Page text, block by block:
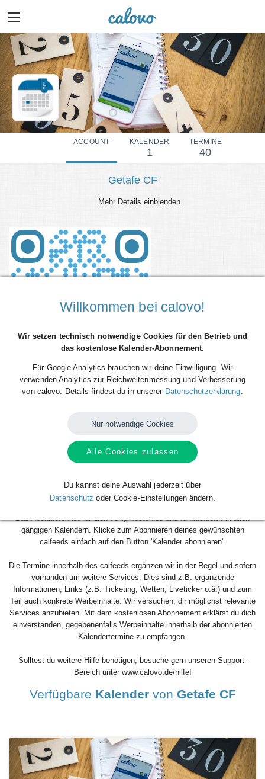
ACCOUNT KALENDER
1
TERMINE
40
Getafe CF
Mehr Details einblenden
oder Desktop-PC integrieren? Kein Problem mit den kostenlosen
Das Beste daran: sobald neue Spieltermine angelegt oder geändert
dem kostenlosen Abonnieren nie wieder etwas tun. Alle Termine einzeln
und mühsam einzutragen gehört also der Vergangenheit an. Los geht´s!
Das Abonnieren ist für dich völlig kostenlos und funktioniert mit allen
gängigen Kalendern. Klicke zum Abonnieren deines gewünschten
calfeeds einfach auf den Button 'Kalender abonnieren'.
Die Termine innerhalb des calfeeds ergänzen wir in der Regel und sofern
vorhanden um weitere Services. Dies sind z.B. ergänzende
Informationen, Links (z.B. Ticketing, Wetten, Liveticker o.ä.) und zum
Teil auch konkrete Werbeinhalte. Wir versuchen, dir möglichst relevante
Services anzubieten. Mit dem kostenlosen Abonnement erklärst du dich
einverstanden, gegebenenfalls Werbeinhalte innerhalb der abonnierten
Kalendertermine zu empfangen.
Solltest du weitere Hilfe benötigen, besuche gern unseren Support-
Bereich unter www.calovo.de/hilfe!
Verfügbare Kalendervon Getafe CF
Willkommen bei calovo!
Wir setzen technisch notwendige Cookies für den Betrieb und
das kostenlose Kalender-Abonnement.
Für Google Analytics brauchen wir deine Einwilligung. Wir
verwenden Analytics zur Reichweitenmessung und Verbesserung
von calovo. Details findest du in unserer Datenschutzerklärung
Nur notwendige Cookies
Alle Cookies zulassen
Du kannst deine Auswahl jederzeit über
Datenschutz oder Cookie-Einstellungen ändern.